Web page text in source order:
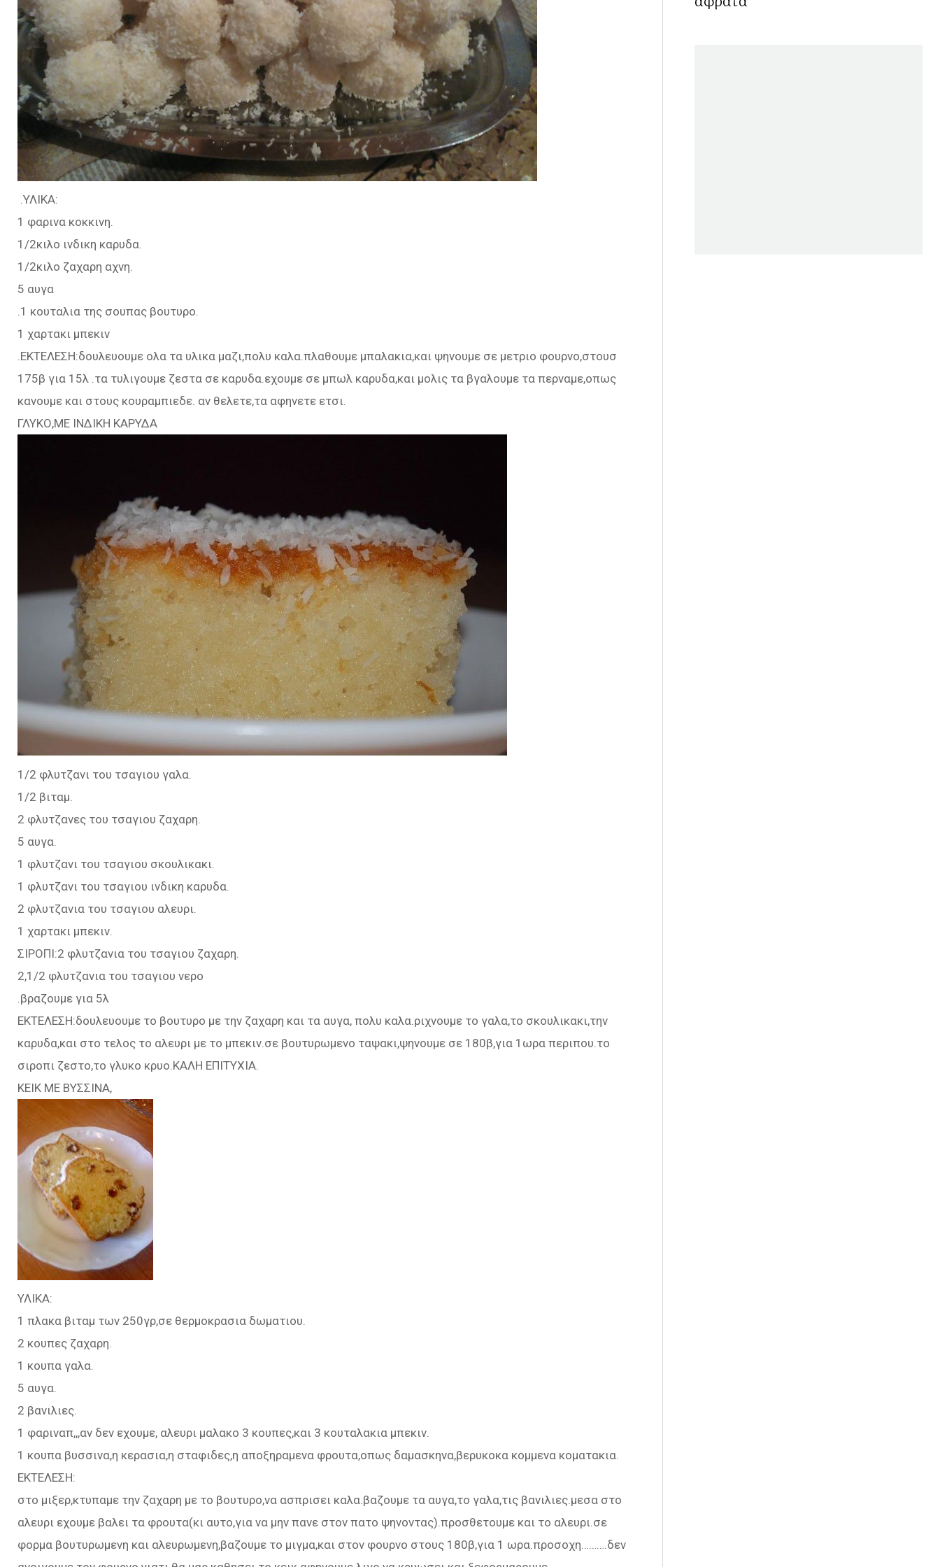
.ΥΛΙΚΑ:
1 φαρινα κοκκινη.
1/2κιλο ινδικη καρυδα.
1/2κιλο ζαχαρη αχνη.
5 αυγα
.1 κουταλια της σουπας βουτυρο.
1 χαρτακι μπεκιν
.ΕΚΤΕΛΕΣΗ:δουλευουμε ολα τα υλικα μαζι,πολυ καλα.πλαθουμε μπαλακια,και ψηνουμε σε μετριο φουρνο,στουσ
175β για 15λ .τα τυλιγουμε ζεστα σε καρυδα.εχουμε σε μπωλ καρυδα,και μολις τα βγαλουμε τα περναμε,οπως
κανουμε και στους κουραμπιεδε. αν θελετε,τα αφηνετε ετσι.
ΓΛΥΚΟ,ΜΕ ΙΝΔΙΚΗ ΚΑΡΥΔΑ
1/2 φλυτζανι του τσαγιου γαλα.
1/2 βιταμ.
2 φλυτζανες του τσαγιου ζαχαρη.
5 αυγα.
1 φλυτζανι του τσαγιου σκουλικακι.
1 φλυτζανι του τσαγιου ινδικη καρυδα.
2 φλυτζανια του τσαγιου αλευρι.
1 χαρτακι μπεκιν.
ΣΙΡΟΠΙ:2 φλυτζανια του τσαγιου ζαχαρη.
2,1/2 φλυτζανια του τσαγιου νερο
.βραζουμε για 5λ
ΕΚΤΕΛΕΣΗ:δουλευουμε το βουτυρο με την ζαχαρη και τα αυγα, πολυ καλα.ριχνουμε το γαλα,το σκουλικακι,την
καρυδα,και στο τελος το αλευρι με το μπεκιν.σε βουτυρωμενο ταψακι,ψηνουμε σε 180β,για 1ωρα περιπου.το
σιροπι ζεστο,το γλυκο κρυο.ΚΑΛΗ ΕΠΙΤΥΧΙΑ.
ΚΕΙΚ ΜΕ ΒΥΣΣΙΝΑ,
ΥΛΙΚΑ:
1 πλακα βιταμ των 250γρ,σε θερμοκρασια δωματιου.
2 κουπες ζαχαρη.
1 κουπα γαλα.
5 αυγα.
2 βανιλιες.
1 φαριναπ,,,αν δεν εχουμε, αλευρι μαλακο 3 κουπες,και 3 κουταλακια μπεκιν.
1 κουπα βυσσινα,η κερασια,η σταφιδες,η αποξηραμενα φρουτα,οπως δαμασκηνα,βερυκοκα κομμενα κοματακια.
ΕΚΤΕΛΕΣΗ:
στο μιξερ,κτυπαμε την ζαχαρη με το βουτυρο,να ασπρισει καλα.βαζουμε τα αυγα,το γαλα,τις βανιλιες.μεσα στο
αλευρι εχουμε βαλει τα φρουτα(κι αυτο,για να μην πανε στον πατο ψηνοντας).προσθετουμε και το αλευρι.σε
φορμα βουτυρωμενη και αλευρωμενη,βαζουμε το μιγμα,και στον φουρνο στους 180β,για 1 ωρα.προσοχη……….δεν